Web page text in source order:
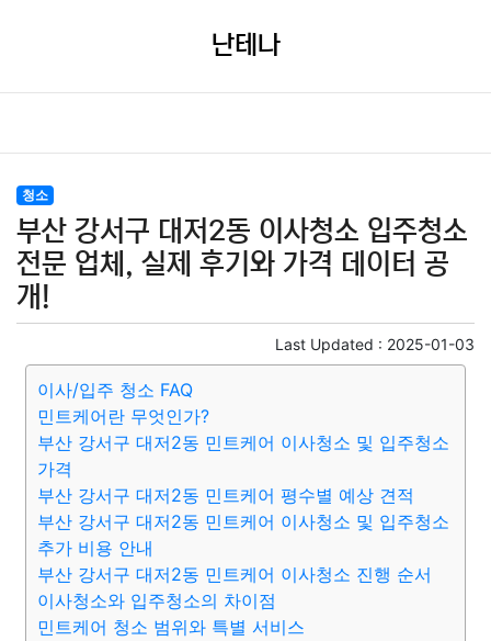
난테나
청소
부산 강서구 대저2동 이사청소 입주청소
전문 업체, 실제 후기와 가격 데이터 공
개!
Last Updated : 2025-01-03
이사/입주 청소 FAQ
민트케어란 무엇인가?
부산 강서구 대저2동 민트케어 이사청소 및 입주청소
가격
부산 강서구 대저2동 민트케어 평수별 예상 견적
부산 강서구 대저2동 민트케어 이사청소 및 입주청소
추가 비용 안내
부산 강서구 대저2동 민트케어 이사청소 진행 순서
이사청소와 입주청소의 차이점
민트케어 청소 범위와 특별 서비스